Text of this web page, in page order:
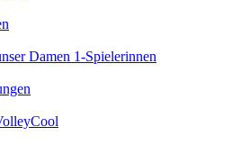
Damen 1-Spielerinnen